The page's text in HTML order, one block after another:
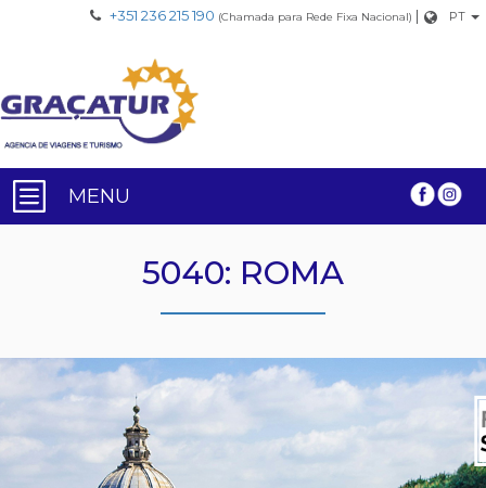
+351 236 215 190 (Chamada para Rede Fixa Nacional) | PT
MENU
5040: ROMA